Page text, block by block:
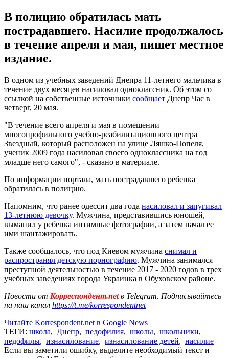
В полицию обратилась мать
пострадавшего. Насилие продолжалось
в течение апреля и мая, пишет местное
издание.
В одном из учебных заведений Днепра 11-летнего мальчика в
течение двух месяцев насиловал одноклассник. Об этом со
ссылкой на собственные источники сообщает Днепр Час в
четверг, 20 мая.
"В течение всего апреля и мая в помещении
многопрофильного учебно-реабилитационного центра
Звездный, который расположен на улице Ляшко-Попеля,
ученик 2009 года насиловал своего одноклассника на год
младше него самого", - сказано в материале.
По информации портала, мать пострадавшего ребенка
обратилась в полицию.
Напомним, что ранее одессит два года насиловал и запугивал
13-летнюю девочку. Мужчина, представившись юношей,
выманил у ребенка интимные фотографии, а затем начал ее
ими шантажировать.
Также сообщалось, что под Киевом мужчина снимал и
распространял детскую порнографию. Мужчина занимался
преступной деятельностью в течение 2017 - 2020 годов в трех
учебных заведениях города Украинка в Обуховском районе.
Новости от Корреспондент.netв Telegram. Подписывайтесь
на наш канал https://t.me/korrespondentnet
Читайте Korrespondent.net в Google News
ТЕГИ: школа, Днепр, педофилия, школы, школьники,
педофилы, изнасилование, изнасилование детей, насилие
Если вы заметили ошибку, выделите необходимый текст и